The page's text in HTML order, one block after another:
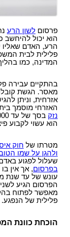
חוק
עורך דין
עו"ד
תקנות
תכופים)
ייעוץ - עורכי
שאלות
תביעת
רשלנות
רשלנות
רשלנות
שיתוק
רשלנות
זכויות
מידע על
ס` 35-36 לחוק הנזיקין
תיעוד חומר
חוק זכויות
קצין
קצין
נכי צה"ל
קביעת אחוזי
הלם קרב
קצין
מאגר חוקים|
עורכי דין
קטעי עיתונות
בחירת
הנכים?
תאונות
תביעת ביטוח
לפרשנות
חיה מועדת -
רשלנות
זכויות
מין
חוק פיצוי
בדיקת
דואר
צליפת שוט,
דירוג עורכי
פרסום לשון הרע
הוא יכול להיחשב
הרע, האדם שאליו
פלילית לבית
המדינה, כמו
בהתקיים עבירה
מאסר. הגשת
אזרחית, וניתן
האזרחי מוסמך
נזק
הוא עשוי לקבוע פיצוי
מטרתו של חוק
ולהגן על שמו
שעלול לפגוע
בפרסום
עונש של עד שנת
מאפשר לפתוח
פלילית של הנפגע.
הוכחת כוונת